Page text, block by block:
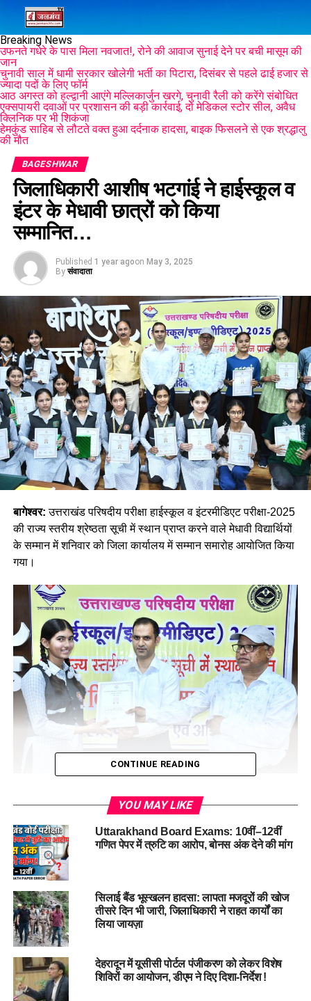
Breaking News
उफनते गधेरे के पास मिला नवजात!, रोने की आवाज सुनाई देने पर बची मासूम की
जान
चुनावी साल में धामी सरकार खोलेगी भर्ती का पिटारा, दिसंबर से पहले ढाई हजार से
ज्यादा पदों के लिए फॉर्म
आठ अगस्त को हल्द्वानी आएंगे मल्लिकार्जुन खरगे, चुनावी रैली को करेंगे संबोधित
एक्सपायरी दवाओं पर प्रशासन की बड़ी कार्रवाई, दो मेडिकल स्टोर सील, अवैध
क्लिनिक पर भी शिकंजा
हेमकुंड साहिब से लौटते वक्त हुआ दर्दनाक हादसा, बाइक फिसलने से एक श्रद्धालु
की मौत
BAGESHWAR
जिलाधिकारी आशीष भटगांई ने हाईस्कूल व
इंटर के मेधावी छात्रों को किया
सम्मानित…
Published 1 year agoon May 3, 2025
By संवादाता
बागेश्वर: उत्तराखंड परिषदीय परीक्षा हाईस्कूल व इंटरमीडिएट परीक्षा-2025
की राज्य स्तरीय श्रेष्ठता सूची में स्थान प्राप्त करने वाले मेधावी विद्यार्थियों
के सम्मान में शनिवार को जिला कार्यालय में सम्मान समारोह आयोजित किया
गया।
जिलाधिकारी आशीष भटगांई की अध्यक्षता में आयोजित इस समारोह में
हाईस्कूल के 27 और इंटरमीडिएट के 6 छात्र-छात्राओं को सम्मानित किया
गया। विद्यार्थियों को संबोधित करते हुए जिलाधिकारी आशीष भटगांई ने सभी
सम्मानित बच्चों और उनके अभिभावकों को हार्दिक बधाई दी। उन्होंने कहा
कि इन बच्चों की उत्कृष्ट उपलब्धि से पूरे जनपद का नाम रोशन हुआ है।
जिलाधिकारी ने मेधावी विद्यार्थियों से सीधे संवाद किया, उनकी जिज्ञासाओं
भरे प्रश्नों के धैर्यपूर्वक उत्तर दिए और उन्हें विभिन्न प्रतियोगी परीक्षाओं के
बारे में बहुमूल्य जानकारी साझा की।
CONTINUE READING
YOU MAY LIKE
Uttarakhand Board Exams: 10वीं–12वीं
गणित पेपर में त्रुटि का आरोप, बोनस अंक देने की मांग
सिलाई बैंड भूस्खलन हादसा: लापता मजदूरों की खोज
तीसरे दिन भी जारी, जिलाधिकारी ने राहत कार्यों का
लिया जायज़ा
देहरादून में यूसीसी पोर्टल पंजीकरण को लेकर विशेष
शिविरों का आयोजन, डीएम ने दिए दिशा-निर्देश !